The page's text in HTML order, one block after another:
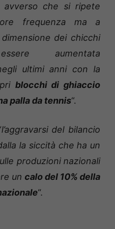
avverso che si ripete
frequenza ma a
dei chicchi
aumentata
ultimi anni con la
blocchi di ghiaccio
palla da tennis“.
l’aggravarsi del bilancio
la siccità che ha un
produzioni nazionali
un calo del 10% della
“.